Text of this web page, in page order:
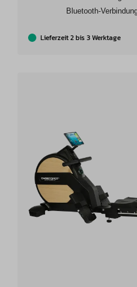
Bluetooth-
Lieferzeit 2 bis 3 Werktage